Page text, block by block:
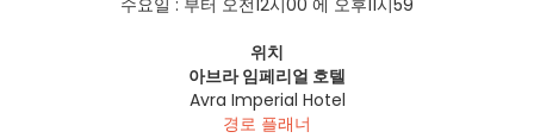
수요일 : 부터 오전12시00 에 오후11시59
위치
아브라 임페리얼 호텔
Avra Imperial Hotel
경로 플래너